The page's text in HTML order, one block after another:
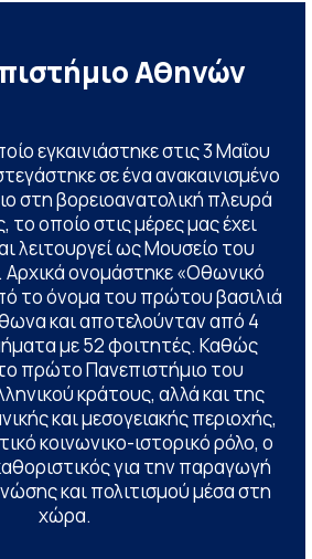
Αθηνών
εγκαινιάστηκε στις 3 Μαΐου
σε ένα ανακαινισμένο
στη βορειοανατολική πλευρά
το οποίο στις μέρες μας έχει
λειτουργεί ως Μουσείο του
Αρχικά ονομάστηκε «Οθωνικό
το όνομα του πρώτου βασιλιά
και αποτελούνταν από 4
με 52 φοιτητές. Καθώς
πρώτο Πανεπιστήμιο του
κράτους, αλλά και της
και μεσογειακής περιοχής,
κοινωνικο-ιστορικό ρόλο, ο
για την παραγωγή
και πολιτισμού μέσα στη
χώρα.